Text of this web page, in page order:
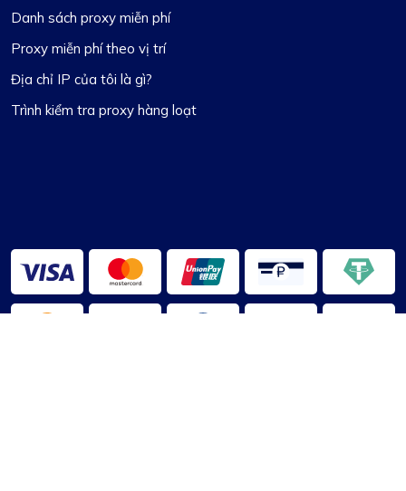
Danh sách proxy miễn phí
Proxy miễn phí theo vị trí
Địa chỉ IP của tôi là gì?
Trình kiểm tra proxy hàng loạt